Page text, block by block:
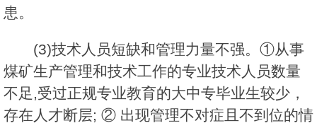
患。
(3)技术人员短缺和管理力量不强。①从事
煤矿生产管理和技术工作的专业技术人员数量
不足,受过正规专业教育的大中专毕业生较少，
存在人才断层; ② 出现管理不对症且不到位的情